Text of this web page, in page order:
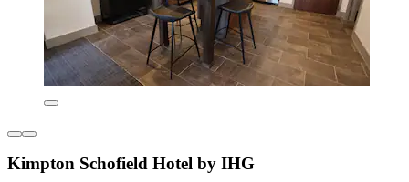
Kimpton Schofield Hotel by IHG